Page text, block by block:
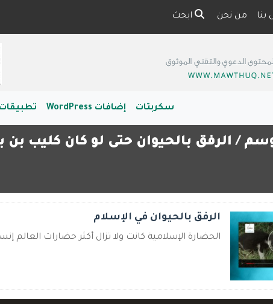
بنا من نحن ابحث
سكربتات إضافات WordPress تطبيقات
/ الرفق بالحيوان حتى لو كان كليب بن
الرفق بالحيوان في الإسلام
الحضارة الإسلامية كانت ولا تزال أكثر حضارات العالم